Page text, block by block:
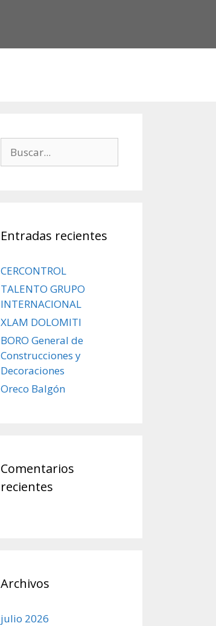
Entradas recientes
CERCONTROL
TALENTO GRUPO
INTERNACIONAL
XLAM DOLOMITI
BORO General de
Construcciones y
Decoraciones
Oreco Balgón
Comentarios
recientes
Archivos
julio 2026